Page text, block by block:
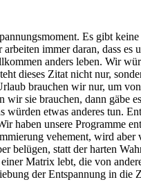
Es gibt
immer daran, dass
anders leben. Wir
dieses Zitat nicht nur,
brauchen wir nur, um
wir sie brauchen, dann gäbe
würden etwas anderes tun.
haben unsere Programme
vehement, wird
belügen, statt der harten
Matrix lebt, die von
der Entspannung in